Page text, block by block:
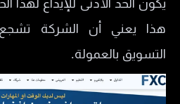
هذا يعني أن الشركة تشجع
التسويق بالعمولة.